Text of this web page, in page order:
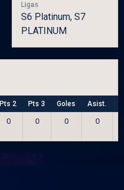
Ligas
S6 Platinum, S7
PLATINUM
Pts 2 Pts 3 Goles Asist.
0 0 0 0